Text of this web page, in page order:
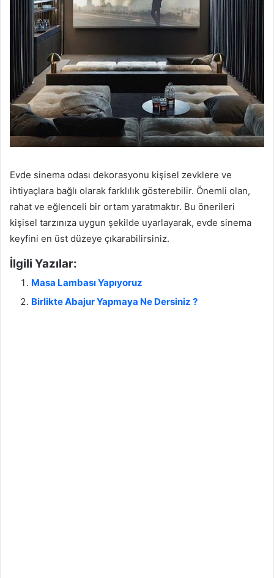
Evde sinema odası dekorasyonu kişisel zevklere ve
ihtiyaçlara bağlı olarak farklılık gösterebilir. Önemli olan,
rahat ve eğlenceli bir ortam yaratmaktır. Bu önerileri
kişisel tarzınıza uygun şekilde uyarlayarak, evde sinema
keyfini en üst düzeye çıkarabilirsiniz.
İlgili Yazılar:
Masa Lambası Yapıyoruz
Birlikte Abajur Yapmaya Ne Dersiniz ?